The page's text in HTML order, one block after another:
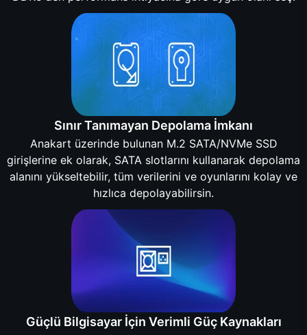
Sınır Tanımayan Depolama İmkanı
Anakart üzerinde bulunan M.2 SATA/NVMe SSD
girişlerine ek olarak, SATA slotlarını kullanarak depolama
alanını yükseltebilir, tüm verilerini ve oyunlarını kolay ve
hızlıca depolayabilirsin.
Güçlü Bilgisayar İçin Verimli Güç Kaynakları